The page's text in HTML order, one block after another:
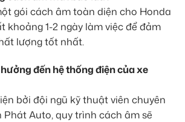
gói cách âm toàn diện cho Honda
khoảng 1-2 ngày làm việc để đảm
lượng tốt nhất.
đến hệ thống điện của xe
bởi đội ngũ kỹ thuật viên chuyên
Phát Auto, quy trình cách âm sẽ